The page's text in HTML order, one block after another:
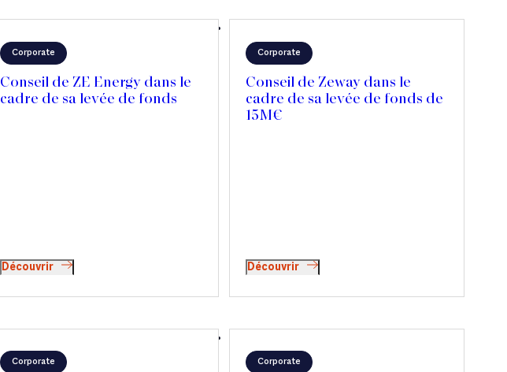
Corporate
Conseil de ZE Energy dans le
cadre de sa levée de fonds
Découvrir
Corporate
Conseil de Zeway dans le
cadre de sa levée de fonds de
15M€
Découvrir
Corporate Corporate